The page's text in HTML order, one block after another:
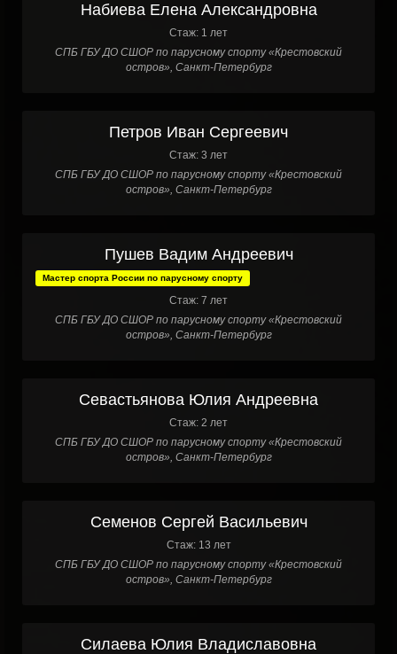
Набиева Елена Александровна
Стаж: 1 лет
СПБ ГБУ ДО СШОР по парусному спорту «Крестовский
остров», Санкт-Петербург
Петров Иван Сергеевич
Стаж: 3 лет
СПБ ГБУ ДО СШОР по парусному спорту «Крестовский
остров», Санкт-Петербург
Пушев Вадим Андреевич
Мастер спорта России по парусному спорту
Стаж: 7 лет
СПБ ГБУ ДО СШОР по парусному спорту «Крестовский
остров», Санкт-Петербург
Севастьянова Юлия Андреевна
Стаж: 2 лет
СПБ ГБУ ДО СШОР по парусному спорту «Крестовский
остров», Санкт-Петербург
Семенов Сергей Васильевич
Стаж: 13 лет
СПБ ГБУ ДО СШОР по парусному спорту «Крестовский
остров», Санкт-Петербург
Силаева Юлия Владиславовна